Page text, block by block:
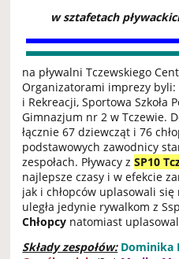
w sztafetach
na pływalni Tczewskiego
Organizatorami imprezy
i Rekreacji, Sportowa Szkoła
Gimnazjum nr 2 w Tczewie.
łącznie 67 dziewcząt i 76
podstawowych zawodnicy
zespołach. Pływacy zSP10
najlepsze czasy i w efekcie
jak i chłopców uplasowali
uległa jedynie rywalkom z
Chłopcy natomiast
Składy zespołów: Dominika